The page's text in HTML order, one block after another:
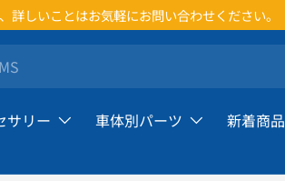
詳しいことはお気軽にお問い合わせください。
サリー 車体別パーツ 新着商品